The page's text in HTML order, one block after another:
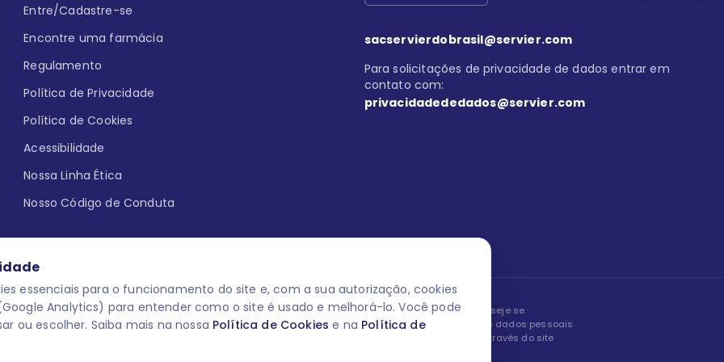
essenciais para o funcionamento do site e, com a sua autorização, cookies
Analytics) para entender como o site é usado e melhorá-lo. Você pode
ou escolher. Saiba mais na nossa Política de Cookies e na Política de
Entre/Cadastre-se
Encontre uma farmácia
Regulamento
Política de Privacidade
Política de Cookies
Acessibilidade
Nossa Linha Ética
Nosso Código de Conduta
sacservierdobrasil@servier.com
Para solicitações de privacidade de dados entrar em
contato com:
privacidadededados@servier.com
aqui uma reação adversa com
para o público leigo e para os
medicamentos. M-AS ONE-
O laboratório Servier do Brasil respeita os seus dados! Caso deseje se
descredenciar do Programa e apagar, editar ou corrigir os seus dados pessoais
você pode fazê-lo a qualquer momento entrando em contato através do site